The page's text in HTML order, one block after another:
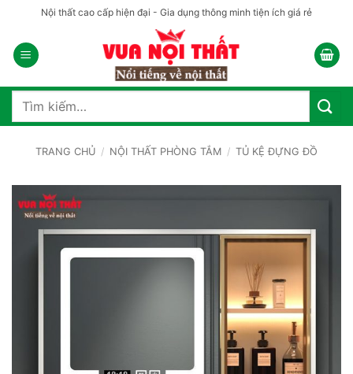
nội
dung
Nội thất cao cấp hiện đại - Gia dụng thông minh tiện ích giá rẻ
Tìm
TRANG CHỦ / NỘI THẤT PHÒNG TẮM / TỦ KỆ ĐỰNG ĐỒ